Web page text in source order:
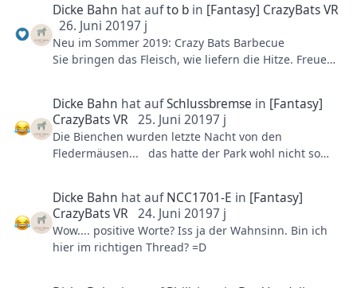
brüllt!!!!!
man etwas im Kaufhof reduziert sich der Betrag um
die Hälfte.
Das ein Park und Parkplatz sauber sein sollte,
genannten aber auch.
Der Parkplatz in Efteling ist toll, keine Frage. Der
Parkplatz am PHL ist je nachdem wann man kommt
und wo man steht echt ein Drama. Entweder man
noch durch die halben Alpen. Aber so sind die
Gegebenheiten und irgendwie find ich es auch
schöner als alles zu betonieren und alle Bäume
wegmachen.
Dicke Bahn hat aufto b in [Fantasy] CrazyBats VR
26. Juni 20197 j
Neu im Sommer 2019: Crazy Bats Barbecue
Sie bringen das Fleisch, wie liefern die Hitze. Freuen
Dicke Bahn hat aufSchlussbremse in [Fantasy]
CrazyBats VR
25. Juni 20197 j
Die Bienchen wurden letzte Nacht von den
Fledermäusen... das hatte der Park wohl nicht so
Dicke Bahn hat aufNCC1701-E in [Fantasy]
CrazyBats VR
24. Juni 20197 j
Wow.... positive Worte? Iss ja der Wahnsinn. Bin ich
hier im richtigen Thread? =D